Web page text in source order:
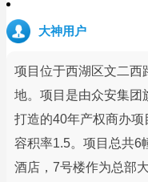
大神用户
项目位于西湖区文二
地。项目是由众安集团
打造的40年产权商办项
容积率1.5。项目总共6
酒店，7号楼作为总部